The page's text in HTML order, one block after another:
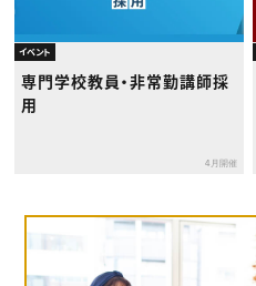
イベント
専門学校教員・非常勤講師採
用
4月開催